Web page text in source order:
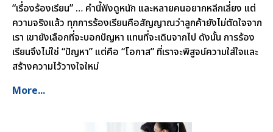
“เรื่องร้องเรียน” … คำนี้ฟังดูหนัก และหลายคนอยากหลีกเลี่ยง แต่
ความจริงแล้ว ทุกการร้องเรียนคือสัญญาณว่าลูกค้ายังไม่ตัดใจจาก
เรา เขายังเลือกที่จะบอกปัญหา แทนที่จะเดินจากไป ดังนั้น การร้อง
เรียนจึงไม่ใช่ “ปัญหา” แต่คือ “โอกาส” ที่เราจะพิสูจน์ความใส่ใจและ
สร้างความไว้วางใจใหม่
More...